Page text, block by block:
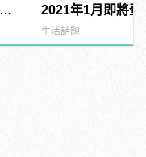
2021年1月即將
生活話題